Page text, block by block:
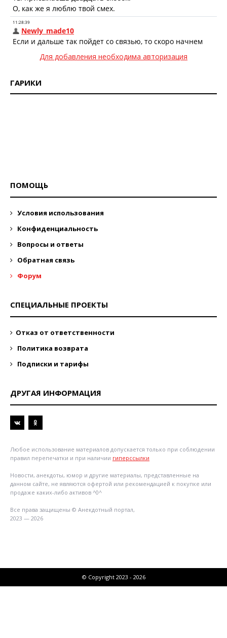
Для добавления необходима авторизация
ГАРИКИ
ПОМОЩЬ
Условия использования
Конфиденциальность
Вопросы и ответы
Обратная связь
Форум
СПЕЦИАЛЬНЫЕ ПРОЕКТЫ
Отказ от ответственности
Политика возврата
Подписки и тарифы
ДРУГАЯ ИНФОРМАЦИЯ
Любое использование материалов допускается только при соблюдении
правил перепечатки и при наличии гиперссылки
Новости, анекдоты, юмор и другие материалы, представленные на
данном сайте, не являются офертой или рекомендацией к покупке или
продаже каких-либо активов ^0^
Все права защищены © Анекдотный портал,
2023 — 2026
© Copyright 2023 - 2026